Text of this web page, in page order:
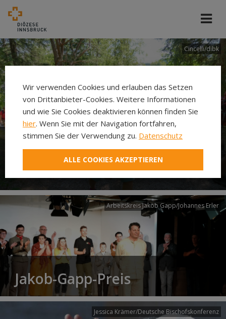
Cincelli/dibk
Neuer Pilgerweg Via
Laudato si’
Arbeitskreis Jakob Gapp/Johannes Erler
Jakob-Gapp-Preis
Jessica Krämer/Deutsche Bischofskonferenz
Wir verwenden Cookies und erlauben das Setzen
von Drittanbieter-Cookies. Weitere Informationen
und wie Sie Cookies deaktivieren können finden Sie
hier. Wenn Sie mit der Navigation fortfahren,
stimmen Sie der Verwendung zu. Datenschutz
ALLE COOKIES AKZEPTIEREN